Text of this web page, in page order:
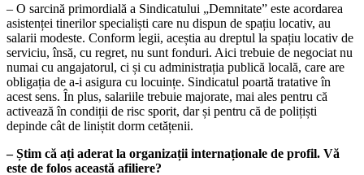
– O sarcină primordială a Sindicatului „Demnitate” este acordarea
asistenței ti­nerilor specialiști care nu dispun de spațiu locativ, au
salarii modeste. Conform legii, aceștia au dreptul la spațiu locativ de
ser­viciu, însă, cu regret, nu sunt fonduri. Aici trebuie de negociat nu
numai cu angaja­torul, ci și cu administrația publică locală, care are
obligația de a-i asigura cu locuințe. Sindicatul poartă tratative în
acest sens. În plus, salariile trebuie majorate, mai ales pentru că
activează în condiții de risc spo­rit, dar și pentru că de polițiști
depinde cât de liniștit dorm cetățenii.
– Știm că ați aderat la organizații internaționale de profil. Vă
este de folos această afiliere?